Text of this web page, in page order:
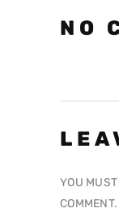
NO
YOU
COMMENT.